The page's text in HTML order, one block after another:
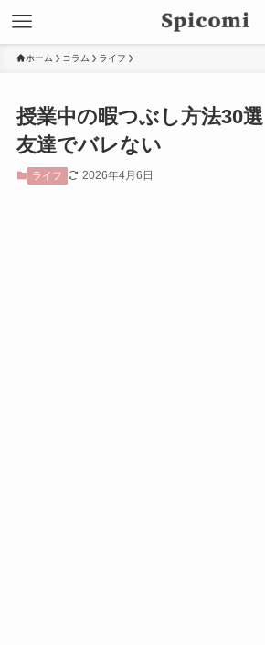
ホーム コラム ライフ
授業中の暇つぶし方法30選
友達でバレない
ライフ 2026年4月6日